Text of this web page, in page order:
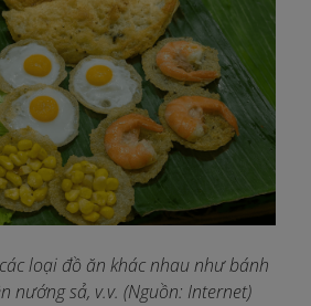
loại đồ ăn khác nhau như bánh
nướng sả, v.v. (Nguồn: Internet)